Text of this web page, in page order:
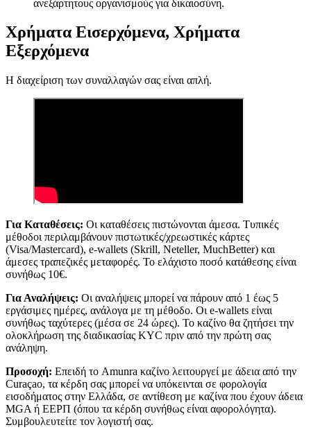
ανεξάρτητους οργανισμούς για δικαιοσύνη.
Χρήματα Εισερχόμενα, Χρήματα
Εξερχόμενα
Η διαχείριση των συναλλαγών σας είναι απλή.
Για Καταθέσεις: Οι καταθέσεις πιστώνονται άμεσα. Τυπικές
μέθοδοι περιλαμβάνουν πιστωτικές/χρεωστικές κάρτες
(Visa/Mastercard), e-wallets (Skrill, Neteller, MuchBetter) και
άμεσες τραπεζικές μεταφορές. Το ελάχιστο ποσό κατάθεσης είναι
συνήθως 10€.
Για Αναλήψεις: Οι αναλήψεις μπορεί να πάρουν από 1 έως 5
εργάσιμες ημέρες, ανάλογα με τη μέθοδο. Οι e-wallets είναι
συνήθως ταχύτερες (μέσα σε 24 ώρες). Το καζίνο θα ζητήσει την
ολοκλήρωση της διαδικασίας KYC πριν από την πρώτη σας
ανάληψη.
Προσοχή: Επειδή το Amunra καζίνο λειτουργεί με άδεια από την
Curaçao, τα κέρδη σας μπορεί να υπόκεινται σε φορολογία
εισοδήματος στην Ελλάδα, σε αντίθεση με καζίνα που έχουν άδεια
MGA ή ΕΕΡΠ (όπου τα κέρδη συνήθως είναι αφορολόγητα).
Συμβουλευτείτε τον λογιστή σας.